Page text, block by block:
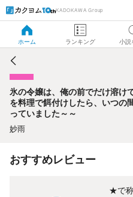
KADOKAWA Group
ホーム ランキング 小説
氷の令嬢は、俺の前でだけ
彼女を料理で餌付けしたら
ん』になっていました～～
氷の令嬢は、俺の前でだけ溶け
を料理で餌付けしたら、いつの
っていました～～
妙雨
おすすめレビュー
★で